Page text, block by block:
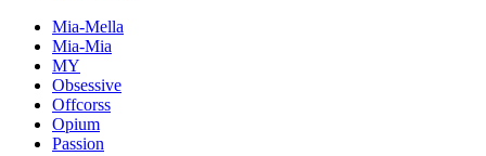
Mia-Mella
Mia-Mia
MY
Obsessive
Offcorss
Opium
Passion